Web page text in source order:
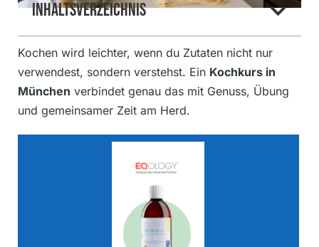
Inhaltsverzeichnis
Kochen wird leichter, wenn du Zutaten nicht nur
verwendest, sondern verstehst. Ein Kochkurs in
München verbindet genau das mit Genuss, Übung
und gemeinsamer Zeit am Herd.